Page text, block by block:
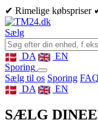
✔ Rimelige købspriser
Sælg
DA
EN
Sporing
Sælg til os Sporing
DA
EN
SÆLG DINE